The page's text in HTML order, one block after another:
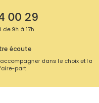
00 29
9h à 17h
écoute
dans le choix et la
part